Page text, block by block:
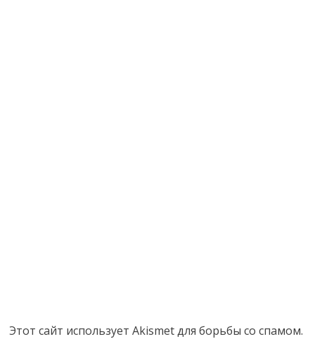
Этот сайт использует Akismet для борьбы со спамом.